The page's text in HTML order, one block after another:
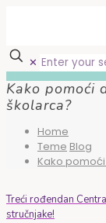
✕
Kako pomoći
školarca?
Home
Teme Blog
Kako
Treći rođendan
stručnjake!